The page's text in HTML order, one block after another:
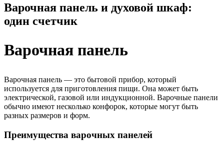
Варочная панель и духовой шкаф:
один счетчик
Варочная панель
Варочная панель — это бытовой прибор, который
используется для приготовления пищи. Она может быть
электрической, газовой или индукционной. Варочные панели
обычно имеют несколько конфорок, которые могут быть
разных размеров и форм.
Преимущества варочных панелей